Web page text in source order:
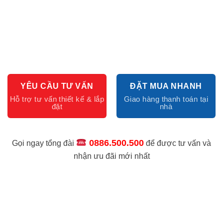
YÊU CẦU TƯ VẤN ĐẶT MUA NHANH
Gọi ngay tổng đài 0886.500.500để được tư vấn và
nhận ưu đãi mới nhất